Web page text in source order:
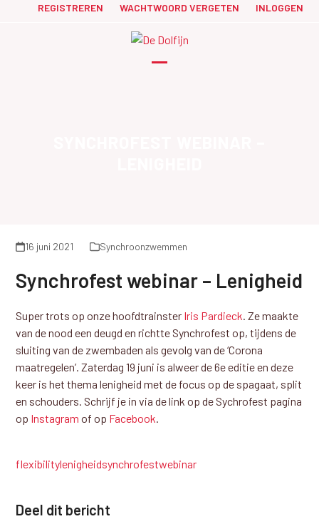
REGISTREREN WACHTWOORD VERGETEN INLOGGEN
16 juni 2021 Synchroonzwemmen
Synchrofest webinar – Lenigheid
Super trots op onze hoofdtrainster Iris Pardieck. Ze maakte
van de nood een deugd en richtte Synchrofest op, tijdens de
sluiting van de zwembaden als gevolg van de ‘Corona
maatregelen’. Zaterdag 19 juni is alweer de 6e editie en deze
keer is het thema lenigheid met de focus op de spagaat, split
en schouders. Schrijf je in via de link op de Sychrofest pagina
op Instagramof op Facebook.
flexibilitylenigheidsynchrofestwebinar
Deel dit bericht